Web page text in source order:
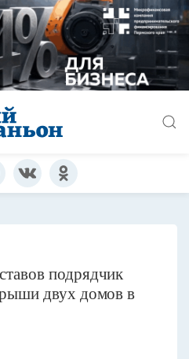
подрядчик
двух домов в